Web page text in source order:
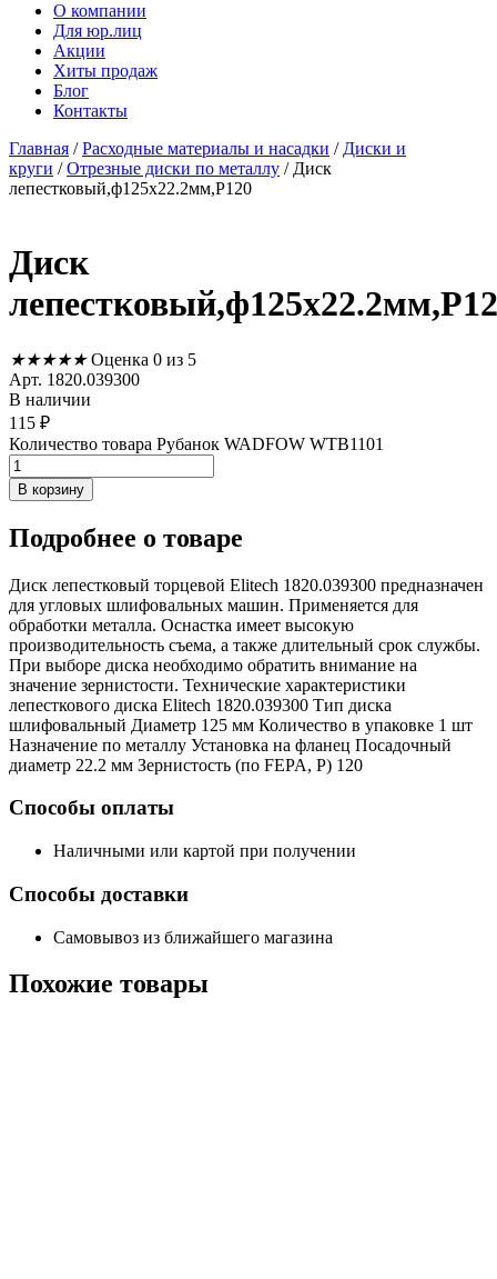
О компании
Для юр.лиц
Акции
Хиты продаж
Блог
Контакты
Главная /Расходные материалы и насадки / Диски и
круги /Отрезные диски по металлу / Диск
лепестковый,ф125х22.2мм,P120
Диск
★★★★★ Оценка 0 из 5
Арт. 1820.039300
В наличии
115 ₽
Количество товара Рубанок WADFOW WTB1101
В корзину
Подробнее о товаре
Диск лепестковый торцевой Elitech 1820.039300 предназначен
для угловых шлифовальных машин. Применяется для
обработки металла. Оснастка имеет высокую
производительность съема, а также длительный срок службы.
При выборе диска необходимо обратить внимание на
значение зернистости. Технические характеристики
лепесткового диска Elitech 1820.039300 Тип диска
шлифовальный Диаметр 125 мм Количество в упаковке 1 шт
Назначение по металлу Установка на фланец Посадочный
диаметр 22.2 мм Зернистость (по FEPA, P) 120
Способы оплаты
Наличными или картой при получении
Способы доставки
Самовывоз из ближайшего магазина
Похожие товары